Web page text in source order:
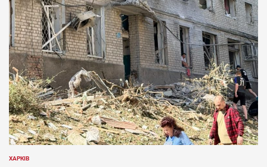
ОПУБЛІКУВАТИ
ХАРКІВ